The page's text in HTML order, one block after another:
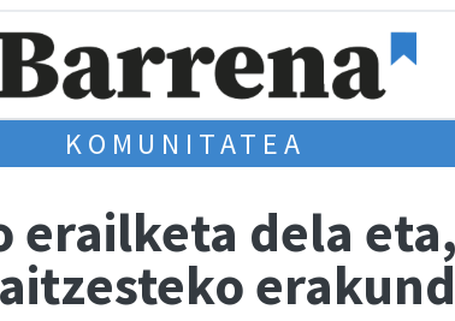
KOMUNITATEA
erailketa dela